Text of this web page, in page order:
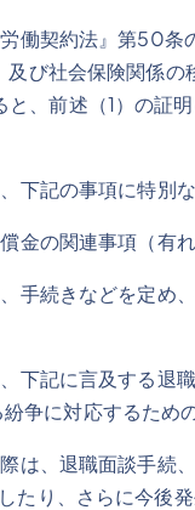
契約法』第50条
び社会保険関係
、前述（1）の証
記の事項に特別な
の関連事項（有れ
続きなどを定め
記に言及する退
争に対応するため
、退職面談手続
り、さらに今後